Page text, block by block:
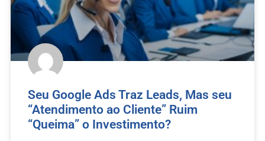
Seu Google Ads Traz Leads, Mas seu
“Atendimento ao Cliente” Ruim
“Queima” o Investimento?